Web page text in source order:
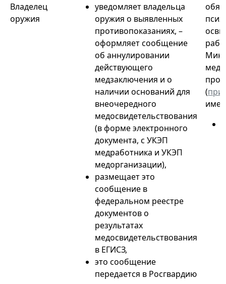
Владелец
оружия
уведомляет владельца
оружия о выявленных
противопоказаниях, –
оформляет сообщение
об аннулировании
действующего
медзаключения и о
наличии оснований для
внеочередного
медосвидетельствования
(в форме электронного
документа, с УКЭП
медработника и УКЭП
медорганизации),
размещает это
сообщение в
федеральном реестре
документов о
результатах
медосвидетельствования
в ЕГИСЗ,
это сообщение
передается в Росгвардию
(